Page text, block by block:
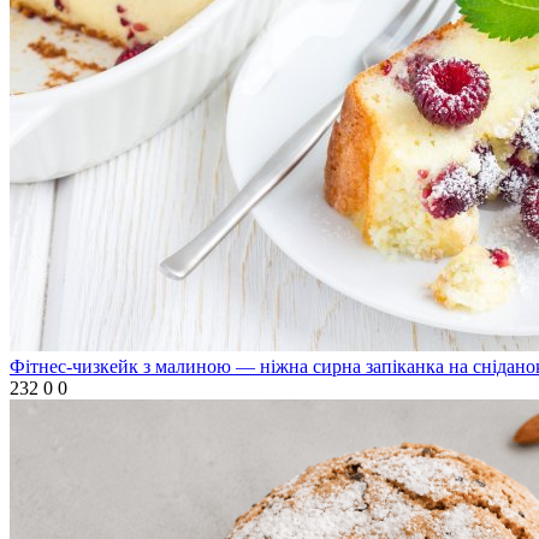
Фітнес-чизкейк з малиною — ніжна сирна запіканка на
232 0 0